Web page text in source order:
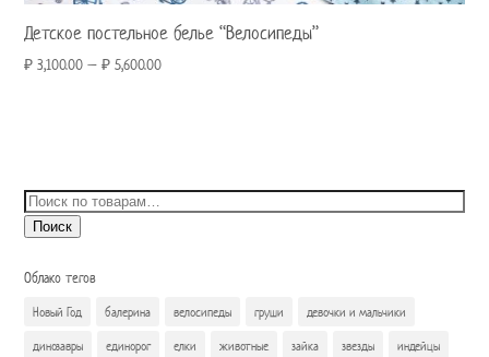
Детское постельное белье “Велосипеды”
₽ 3,100.00 –₽ 5,600.00
Искать:
Поиск
Облако тегов
Новый Год балерина велосипеды груши девочки и мальчики
динозавры единорог елки животные зайка звезды индейцы